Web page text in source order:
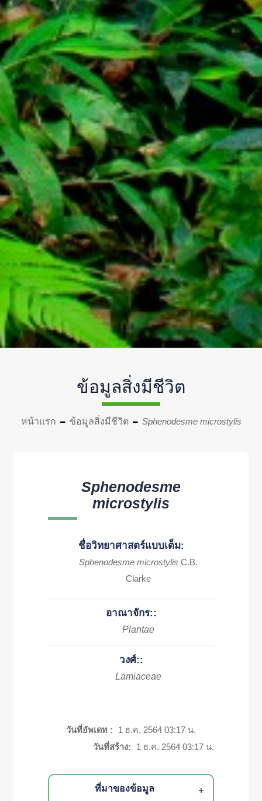
ข้อมูลสิ่งมีชีวิต
หน้าแรก ข้อมูลสิ่งมีชีวิต Sphenodesme microstylis
Sphenodesme
microstylis
ชื่อวิทยาศาสตร์แบบเต็ม:
Sphenodesme microstylis C.B.
Clarke
อาณาจักร::
Plantae
วงศ์::
Lamiaceae
วันที่อัพเดท :
1 ธ.ค. 2564 03:17 น.
วันที่สร้าง:
1 ธ.ค. 2564 03:17 น.
ที่มาของข้อมูล